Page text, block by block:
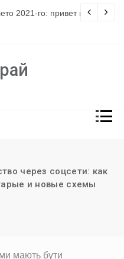
2021-го: привет из 80-х
через соцсети: как
и новые схемы
мають бути